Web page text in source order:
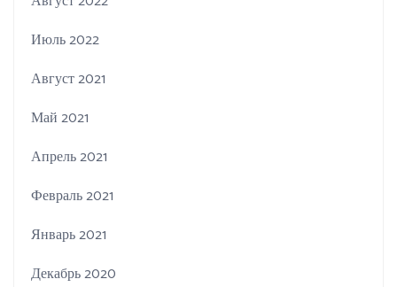
Июль 2022
Август 2021
Май 2021
Апрель 2021
Февраль 2021
Январь 2021
Декабрь 2020